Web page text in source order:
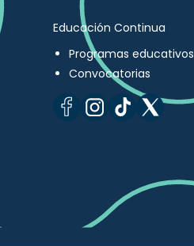
Educación Continua
Programas educativos
Convocatorias